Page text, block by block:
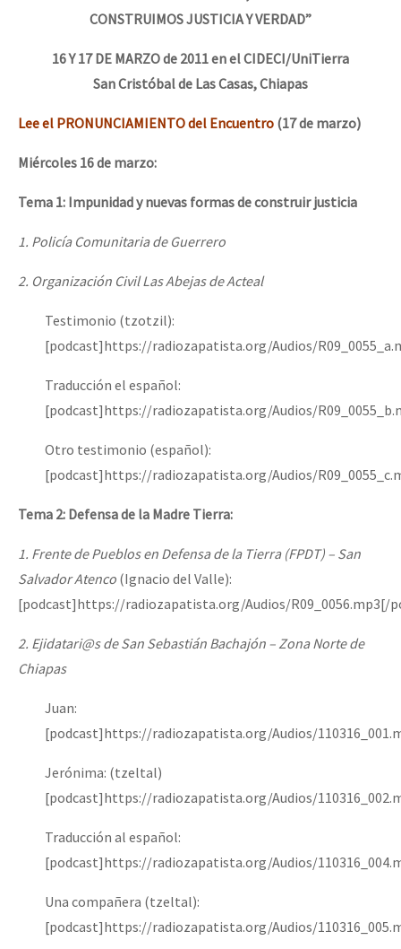
AutonomÍa y Resistencia
Mujeres
Niñxs
ETIQUETAS
MULTIMEDIA
Audio
Fotorreportaje
Video
Semillero Guerra contra la Humanidad. (Las poblaciones y
la naturaleza bajo asedio)
Libros para descargar
COVID-19
Contacto
Dia 1: Encontro “Guerra contra a Humanidade”
[25 abr – CDMX] Tokín por el CNI: 30 años de Resistencia y
CONSTRUIMOS JUSTICIA Y VERDAD”
16 Y 17 DE MARZO de 2011 en el CIDECI/UniTierra
San Cristóbal de Las Casas, Chiapas
Lee el PRONUNCIAMIENTO del Encuentro (17 de marzo)
Miércoles 16 de marzo:
Tema 1: Impunidad y nuevas formas de construir justicia
1. Policía Comunitaria de Guerrero
2. Organización Civil Las Abejas de Acteal
Testimonio (tzotzil):
[podcast]https://radiozapatista.org/Audios/
Traducción el español:
[podcast]https://radiozapatista.org/Audios/
Otro testimonio (español):
[podcast]https://radiozapatista.org/Audios/
Tema 2: Defensa de la Madre Tierra:
1. Frente de Pueblos en Defensa de la Tierra (FPDT) – San
Salvador Atenco (Ignacio del Valle):
[podcast]https://radiozapatista.org/Audios/R09_0056.mp3[/
2. Ejidatari@s de San Sebastián Bachajón – Zona Norte de
Chiapas
Juan:
[podcast]https://radiozapatista.org/Audios/
Jerónima: (tzeltal)
[podcast]https://radiozapatista.org/Audios/
Traducción al español:
[podcast]https://radiozapatista.org/Audios/
Una compañera (tzeltal):
[podcast]https://radiozapatista.org/Audios/